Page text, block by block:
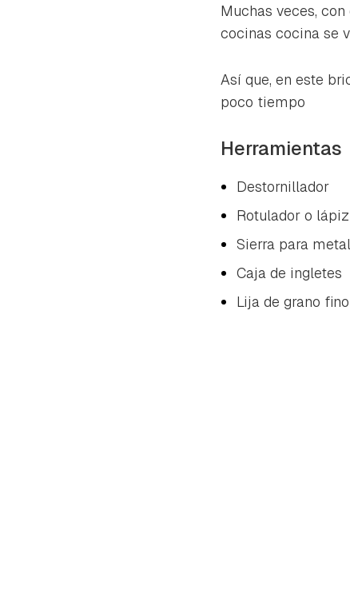
Muchas veces,
cocinas cocina se
Así que, en este
poco tiempo
Herramientas
Destornillador
Rotulador o lápiz
Sierra para metal
Caja de ingletes
Lija de grano fino